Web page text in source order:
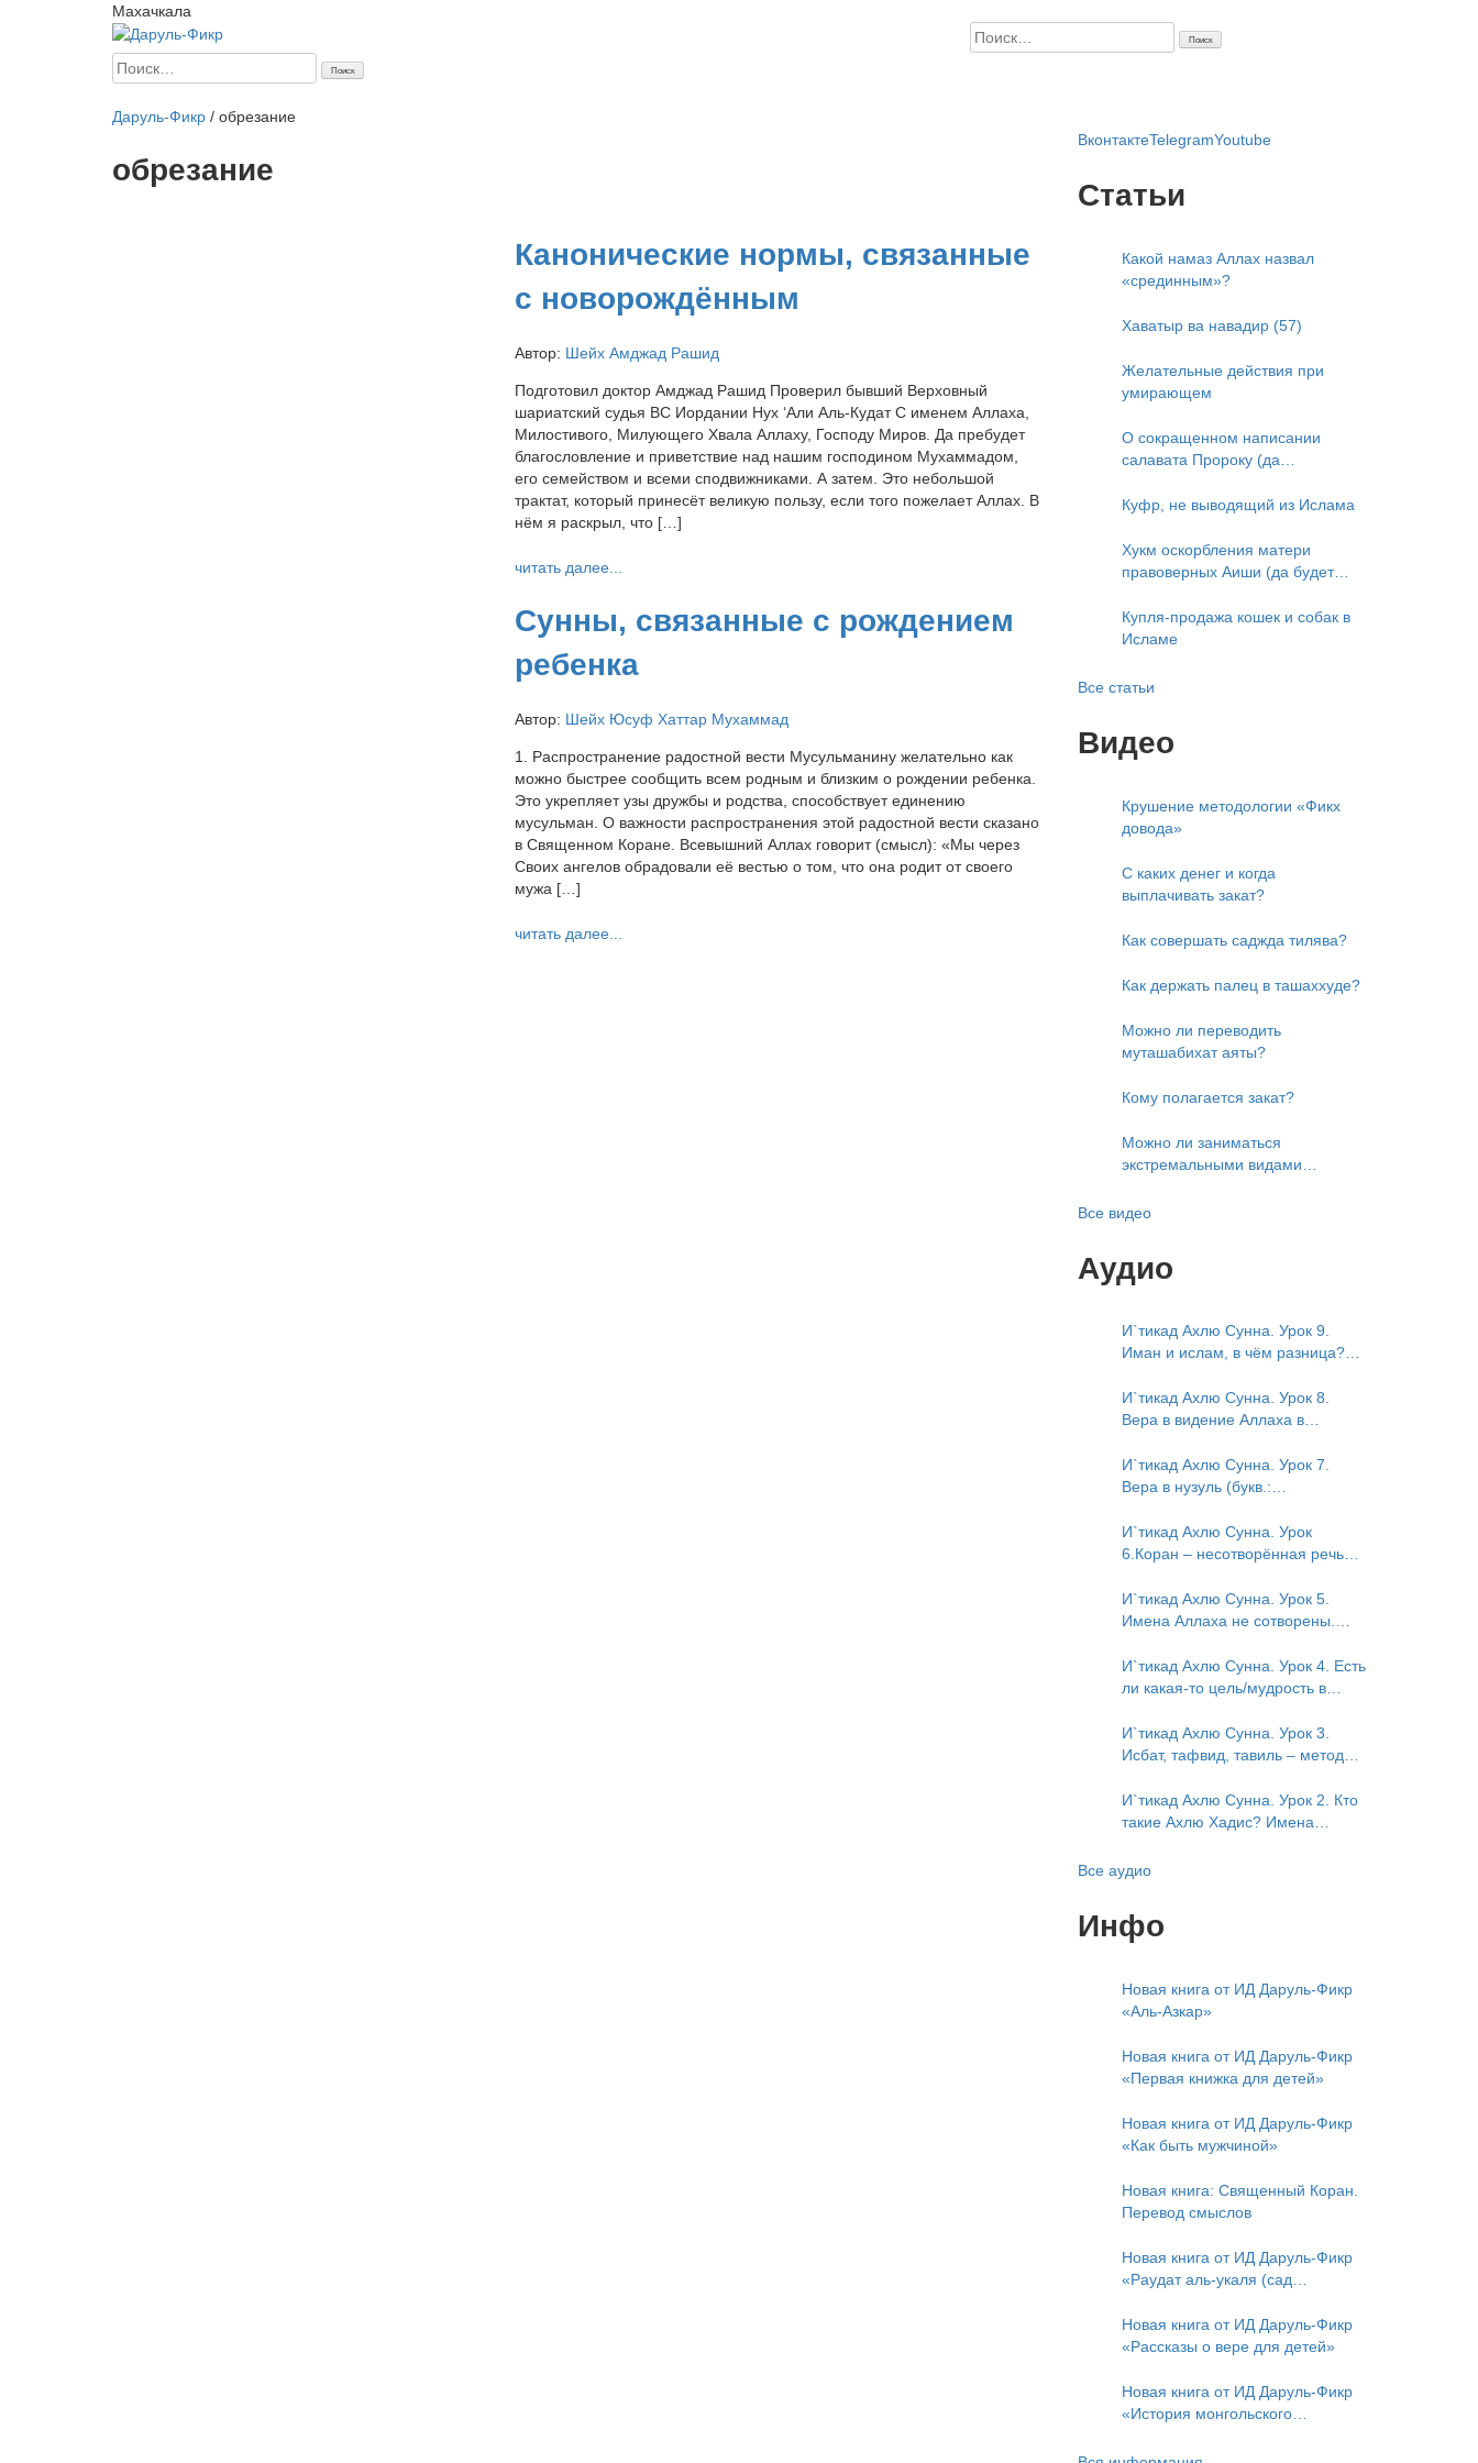
Махачкала
Найти:
Найти:
Даруль-Фикр / обрезание
обрезание
Канонические нормы, связанные
с новорождённым
Автор: Шейх Амджад Рашид
Подготовил доктор Амджад Рашид Проверил бывший Верховный
шариатский судья ВС Иордании Нух ‘Али Аль-Кудат C именем Аллаха,
Милостивого, Милующего Хвала Аллаху, Господу Миров. Да пребудет
благословление и приветствие над нашим господином Мухаммадом,
его семейством и всеми сподвижниками. А затем. Это небольшой
трактат, который принесёт великую пользу, если того пожелает Аллах. В
нём я раскрыл, что […]
читать далее...
Сунны, связанные с рождением
ребенка
Автор: Шейх Юсуф Хаттар Мухаммад
1. Распространение радостной вести Мусульманину желательно как
можно быстрее сообщить всем родным и близким о рождении ребенка.
Это укрепляет узы дружбы и родства, способствует единению
мусульман. О важности распространения этой радостной вести сказано
в Священном Коране. Всевышний Аллах говорит (смысл): «Мы через
Своих ангелов обрадовали её вестью о том, что она родит от своего
мужа […]
читать далее...
ВконтактеTelegramYoutube
Статьи
Какой намаз Аллах назвал
«срединным»?
Хаватыр ва навадир (57)
Желательные действия при
умирающем
О сокращенном написании
салавата Пророку (да
приветствует)
Куфр, не выводящий из Ислама
Хукм оскорбления матери
правоверных Аиши (да будет
Купля-продажа кошек и собак в
Исламе
Все статьи
Видео
Крушение методологии «Фикх
довода»
С каких денег и когда
выплачивать закат?
Как совершать саджда тилява?
Как держать палец в ташаххуде?
Можно ли переводить
муташабихат аяты?
Кому полагается закат?
Можно ли заниматься
экстремальными видами
Все видео
Аудио
И`тикад Ахлю Сунна. Урок 9.
Иман и ислам, в чём разница?
обитателем Рая или Ада?
И`тикад Ахлю Сунна. Урок 8.
Вера в видение Аллаха в
телесности Абу Бакром аль-
Исмаили. Отрицание телесности
Дарими. Иман – это слова, дела
и познание
И`тикад Ахлю Сунна. Урок 7.
Вера в нузуль (букв.:
ибн Саида ад-Дарими о нузуле.
Считал ли ад-Дарими, что Аллах
движением?
И`тикад Ахлю Сунна. Урок
6.Коран – несотворённая речь
сотворено? Предопределение
судьбы
И`тикад Ахлю Сунна. Урок 5.
Имена Аллаха не сотворены.
сифатов. Описание Аллаха
сифатом «вадж» (букв.: лик)
И`тикад Ахлю Сунна. Урок 4. Есть
ли какая-то цель/мудрость в
отрицать в отношении Аллаха
недостатки, отрицание которых
Концепция ибн Таймийи
И`тикад Ахлю Сунна. Урок 3.
Исбат, тафвид, тавиль – методы
Можно ли переводить сифаты
аль-хабария на русский язык?
сифата «биля кейфа» (без
И`тикад Ахлю Сунна. Урок 2. Кто
такие Ахлю Хадис? Имена
понимание Атрибутов
Все аудио
Инфо
Новая книга от ИД Даруль-Фикр
«Аль-Азкар»
Новая книга от ИД Даруль-Фикр
«Первая книжка для детей»
Новая книга от ИД Даруль-Фикр
«Как быть мужчиной»
Новая книга: Священный Коран.
Перевод смыслов
Новая книга от ИД Даруль-Фикр
«Раудат аль-укаля (cад
благородных)»
Новая книга от ИД Даруль-Фикр
«Рассказы о вере для детей»
Новая книга от ИД Даруль-Фикр
«История монгольского